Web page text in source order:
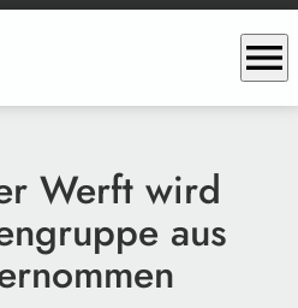
menu
Werft wird
aus